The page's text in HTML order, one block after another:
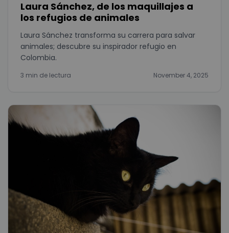
Laura Sánchez, de los maquillajes a
los refugios de animales
Laura Sánchez transforma su carrera para salvar
animales; descubre su inspirador refugio en
Colombia.
3 min de lectura November 4, 2025